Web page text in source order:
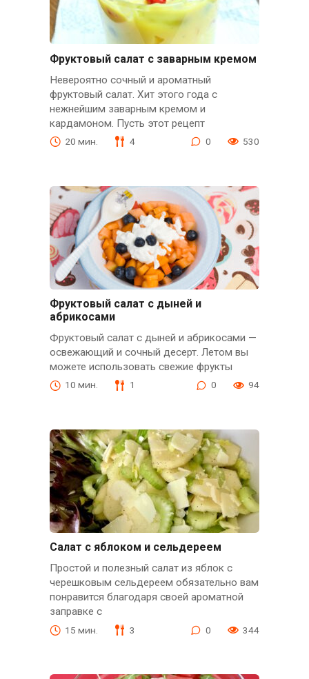
Фруктовый салат с заварным кремом
Невероятно сочный и ароматный
фруктовый салат. Хит этого года с
нежнейшим заварным кремом и
кардамоном. Пусть этот рецепт
20 мин. 4 0 530
Фруктовый салат с дыней и
абрикосами
Фруктовый салат с дыней и абрикосами —
освежающий и сочный десерт. Летом вы
можете использовать свежие фрукты
10 мин. 1 0 94
Салат с яблоком и сельдереем
Простой и полезный салат из яблок с
черешковым сельдереем обязательно вам
понравится благодаря своей ароматной
заправке с
15 мин. 3 0 344